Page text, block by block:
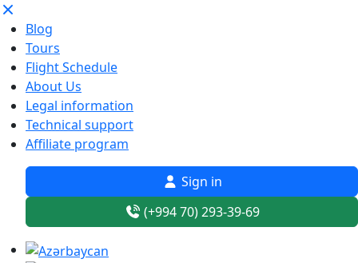
Blog
Tours
Flight Schedule
About Us
Legal information
Technical support
Affiliate program
Sign in
(+994 70) 293-39-69